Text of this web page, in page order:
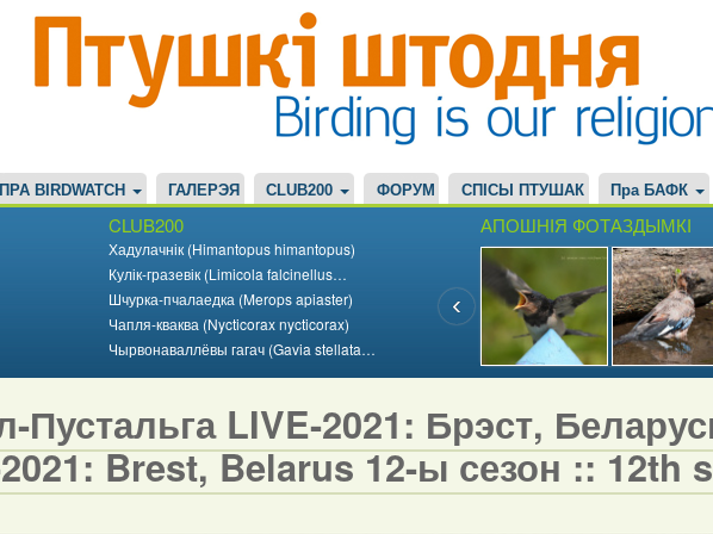
ПРА BIRDWATCH ГАЛЕРЭЯ CLUB200 ФОРУМ СПІСЫ ПТУШАК Пра БАФК
CLUB200
Хадулачнік (Himantopus himantopus)
Кулік-гразевік (Limicola falcinellus…
Шчурка-пчалаедка (Merops apiaster)
Чапля-кваква (Nycticorax nycticorax)
Чырвонаваллёвы гагач (Gavia stellata…
АПОШНІЯ ФОТАЗДЫМКІ
Пустальга LIVE-2021: Брэст,
Brest, Belarus 12-ы сезон :: 12th